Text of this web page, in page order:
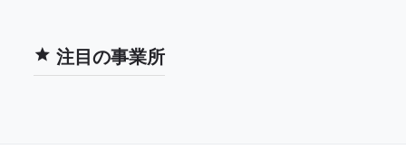
注目の事業所